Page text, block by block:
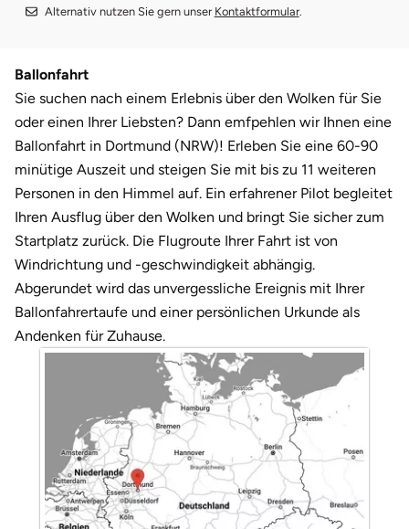
Alternativ nutzen Sie gern unser Kontaktformular.
Ballonfahrt
Sie suchen nach einem Erlebnis über den Wolken für Sie
oder einen Ihrer Liebsten? Dann emfpehlen wir Ihnen eine
Ballonfahrt in Dortmund (NRW)! Erleben Sie eine 60-90
minütige Auszeit und steigen Sie mit bis zu 11 weiteren
Personen in den Himmel auf. Ein erfahrener Pilot begleitet
Ihren Ausflug über den Wolken und bringt Sie sicher zum
Startplatz zurück. Die Flugroute Ihrer Fahrt ist von
Windrichtung und -geschwindigkeit abhängig.
Abgerundet wird das unvergessliche Ereignis mit Ihrer
Ballonfahrertaufe und einer persönlichen Urkunde als
Andenken für Zuhause.
Sömmerda
Weimar
sächsische Schweiz